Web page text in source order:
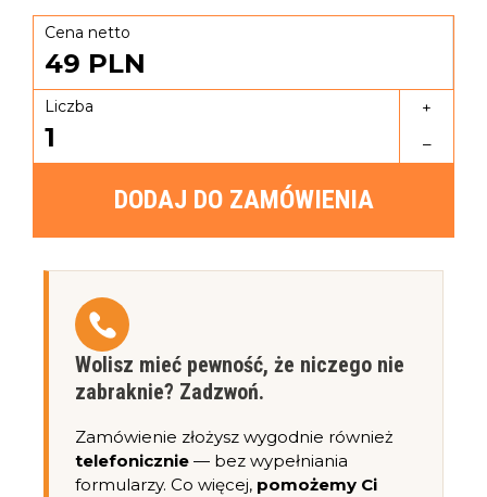
Cena netto
49 PLN
Liczba
1
+
–
DODAJ DO ZAMÓWIENIA
Wolisz mieć pewność, że niczego nie
zabraknie? Zadzwoń.
Zamówienie złożysz wygodnie również
telefonicznie — bez wypełniania
formularzy. Co więcej, pomożemy Ci